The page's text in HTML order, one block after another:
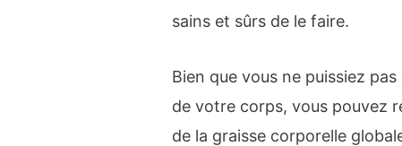
sains et sûrs de le faire.
Bien que vous ne puissiez
de votre corps, vous pouvez
de la graisse corporelle